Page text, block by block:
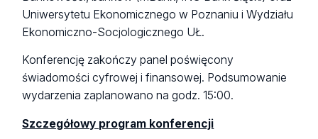
Uniwersytetu Ekonomicznego w Poznaniu i Wydziału
Ekonomiczno-Socjologicznego UŁ.
Konferencję zakończy panel poświęcony
świadomości cyfrowej i finansowej. Podsumowanie
wydarzenia zaplanowano na godz. 15:00.
Szczegółowy program konferencji